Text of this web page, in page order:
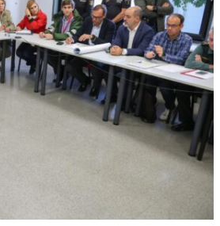
una intensa campaña de